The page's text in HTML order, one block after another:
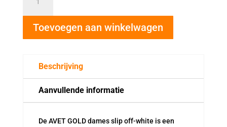
GOLD
slip
white
aantal
Toevoegen aan winkelwagen
Beschrijving
Aanvullende informatie
De AVET GOLD dames slip off-white is een